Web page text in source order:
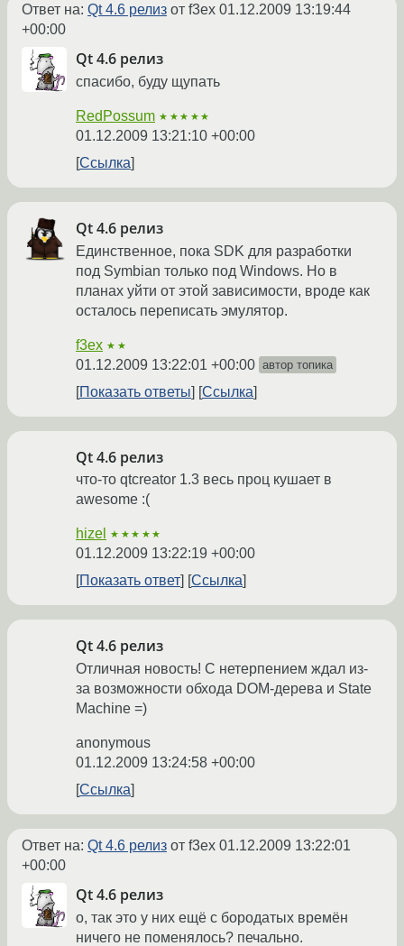
Ответ на: Qt 4.6 релиз от f3ex 01.12.2009 13:19:44
+00:00
Qt 4.6 релиз
спасибо, буду щупать
RedPossum ★★★★★
01.12.2009 13:21:10 +00:00
Ссылка
Qt 4.6 релиз
Единственное, пока SDK для разработки
под Symbian только под Windows. Но в
планах уйти от этой зависимости, вроде как
осталось переписать эмулятор.
f3ex ★★
01.12.2009 13:22:01 +00:00 автор топика
Показать ответы Ссылка
Qt 4.6 релиз
что-то qtcreator 1.3 весь проц кушает в
awesome :(
hizel ★★★★★
01.12.2009 13:22:19 +00:00
Показать ответ
Ссылка
Qt 4.6 релиз
Отличная новость! С нетерпением ждал из-
за возможности обхода DOM-дерева и State
Machine =)
anonymous
01.12.2009 13:24:58 +00:00
Ссылка
Ответ на: Qt 4.6 релиз от f3ex 01.12.2009 13:22:01
+00:00
Qt 4.6 релиз
о, так это у них ещё с бородатых времён
ничего не поменялось? печально.